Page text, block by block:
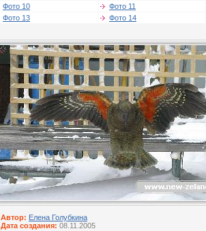
Фото 10
Фото 11
Фото 13
Фото 14
Автор: Елена Голубкина
Дата создания: 08.11.2005